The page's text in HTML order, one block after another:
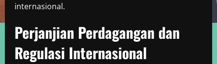
internasional.
Perjanjian Perdagangan dan
Regulasi Internasional